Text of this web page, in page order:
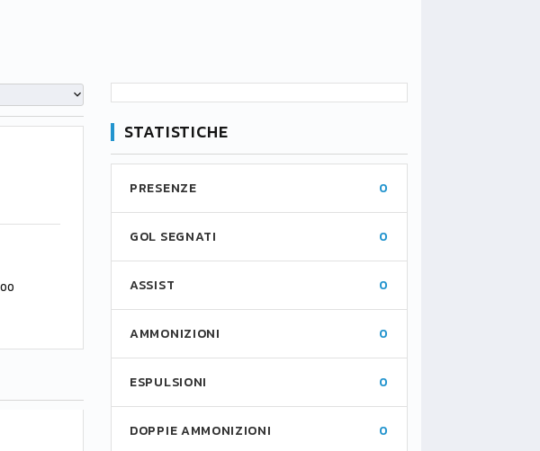
STATISTICHE
PRESENZE 0
GOL SEGNATI 0
ASSIST 0
AMMONIZIONI 0
ESPULSIONI 0
DOPPIE AMMONIZIONI 0